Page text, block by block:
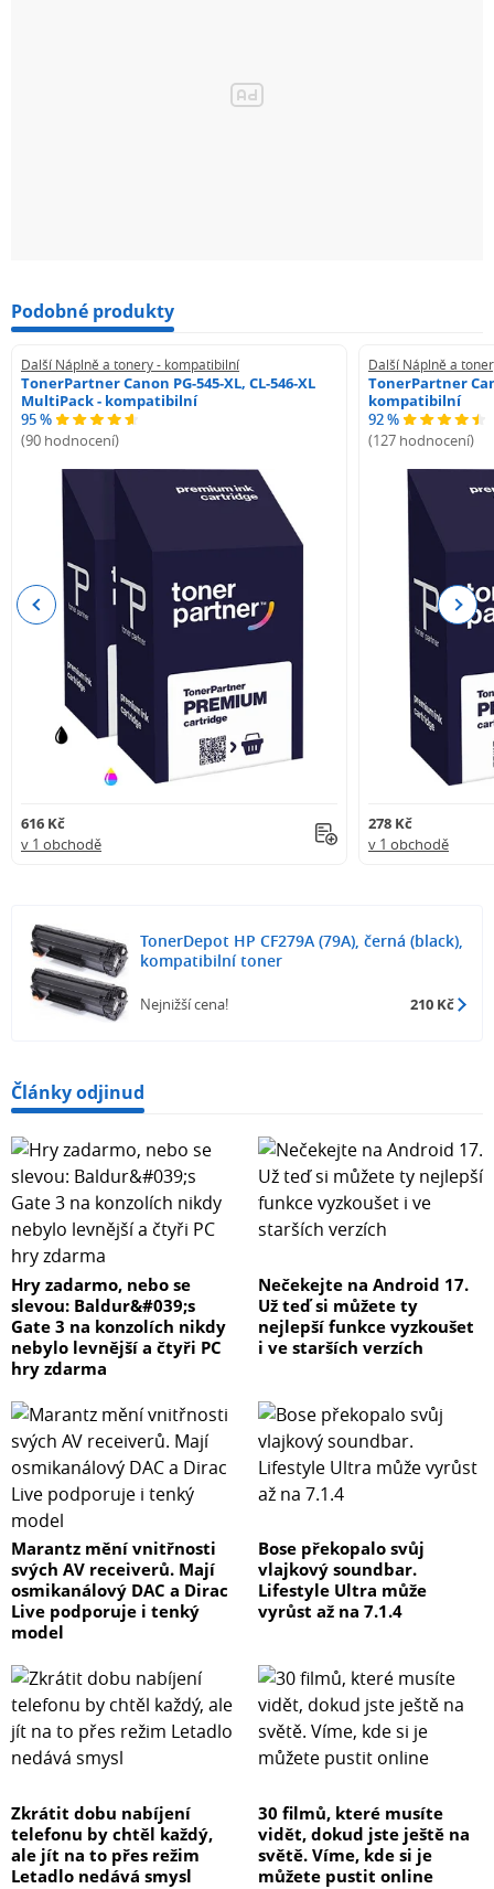
Podobné produkty
Další Náplně a tonery - kompatibilní
TonerPartner Canon PG-545-XL, CL-546-XL
MultiPack - kompatibilní
95 %
(90 hodnocení)
616 Kč
v 1 obchodě
Další Náplně a
TonerPartner
kompatibilní
92 %
(127 hodnocení)
278 Kč
v 1 obchodě
Previous Next
TonerDepot HP CF279A (79A), černá (black),
kompatibilní toner
Nejnižší cena! 210 Kč
Články odjinud
Hry zadarmo, nebo se
slevou: Baldur&#039;s
Gate 3 na konzolích nikdy
nebylo levnější a čtyři PC
hry zdarma
Nečekejte na Android 17.
Už teď si můžete ty
nejlepší funkce vyzkoušet
i ve starších verzích
Marantz mění vnitřnosti
svých AV receiverů. Mají
osmikanálový DAC a Dirac
Live podporuje i tenký
model
Bose překopalo svůj
vlajkový soundbar.
Lifestyle Ultra může
vyrůst až na 7.1.4
Zkrátit dobu nabíjení
telefonu by chtěl každý,
ale jít na to přes režim
Letadlo nedává smysl
30 filmů, které musíte
vidět, dokud jste ještě na
světě. Víme, kde si je
můžete pustit online